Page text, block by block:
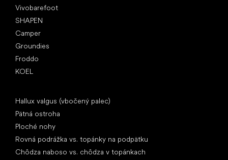
Vivobarefoot
SHAPEN
Camper
Groundies
Froddo
KOEL
Hallux valgus (vbočený palec)
Pätná ostroha
Ploché nohy
Rovná podrážka vs. topánky na podpätku
Chôdza naboso vs. chôdza v topánkach